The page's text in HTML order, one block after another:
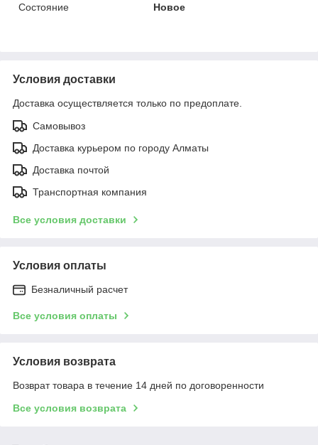
Состояние
Новое
Условия доставки
Доставка осуществляется только по предоплате.
Самовывоз
Доставка курьером по городу Алматы
Доставка почтой
Транспортная компания
Все условия доставки
Условия оплаты
Безналичный расчет
Все условия оплаты
Условия возврата
Возврат товара в течение 14 дней по договоренности
Все условия возврата